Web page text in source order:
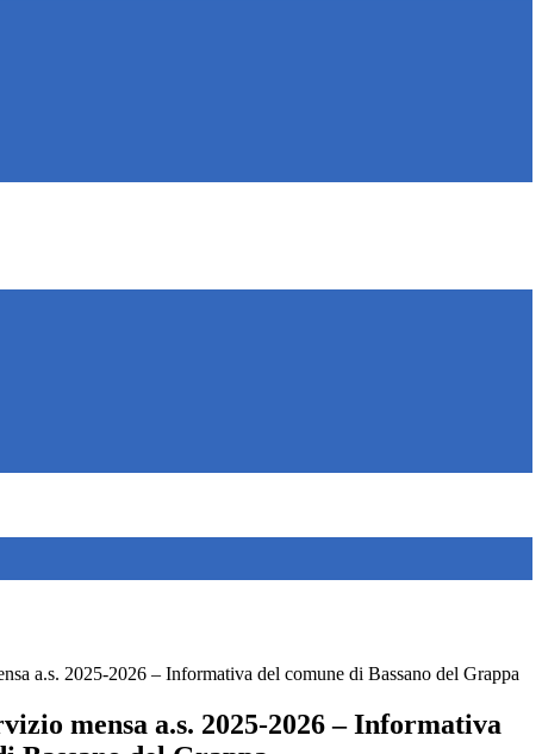
a.s. 2025-2026 – Informativa del comune di Bassano del Grappa
mensa a.s. 2025-2026 – Informativa